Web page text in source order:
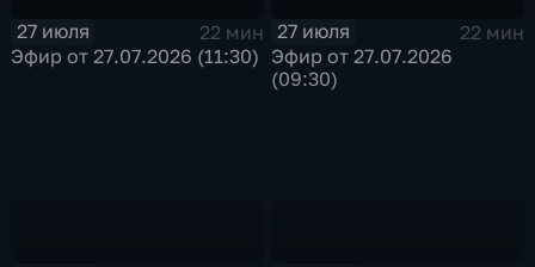
27 июля
22 мин
Эфир от 27.07.2026 (11:30)
27 июля
22 мин
Эфир от 27.07.2026
(09:30)